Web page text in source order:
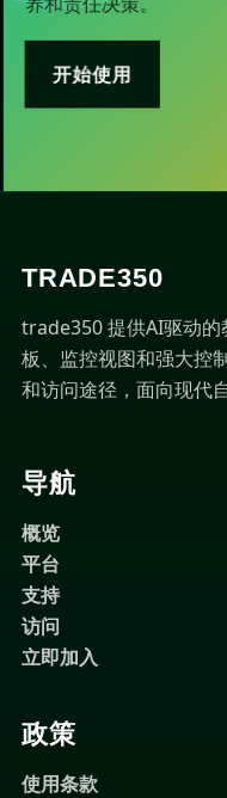
开始使用
TRADE350
trade350 提供AI驱动的
板、监控视图和强大控
和访问途径，面向现代
导航
概览
平台
支持
访问
立即加入
政策
使用条款